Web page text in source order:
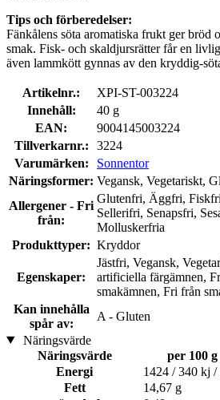
Tips och förberedelser:
Fänkålens söta aromatiska frukt ger bröd
smak. Fisk- och skaldjursrätter får en
även lammkött gynnas av den kryddig-
Artikelnr.:
XPI-ST-003224
Innehåll:
40 g
EAN:
9004145003224
Tillverkarnr.:
3224
Varumärken:
Sonnentor
Näringsformer: Vegansk, Vegetariskt,
Allergener - Fri
från:
Glutenfri, Äggfri,
Sellerifri, Senapsfri,
Molluskerfria
Produkttyper: Kryddor
Egenskaper:
Jästfri, Vegansk,
artificiella färgämnen,
smakämnen, Fri från
Kan innehålla
spår av:
A - Gluten
Näringsvärde
Näringsvärde
per 100 g
Energi
1424 / 340 kj /
Fett
14,67 g